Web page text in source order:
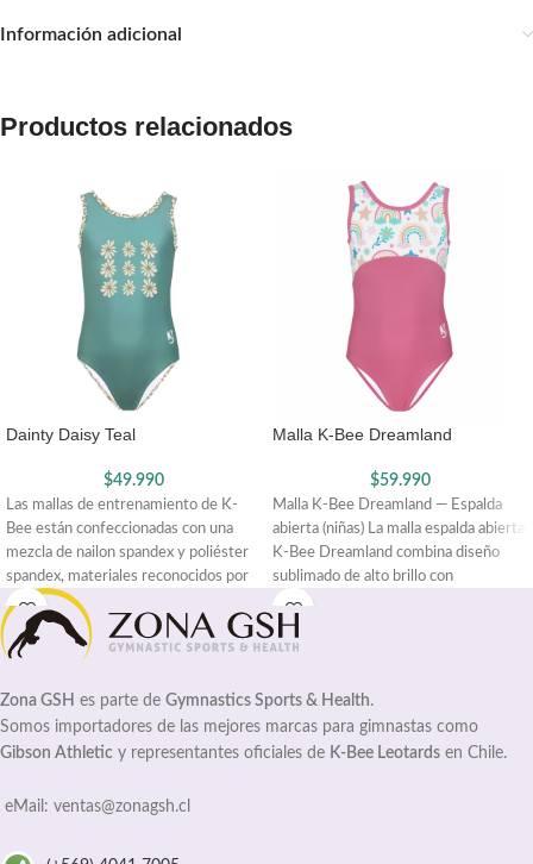
Información adicional
Productos relacionados
Dainty Daisy Teal
$49.990
Las mallas de entrenamiento de K-
Bee están confeccionadas con una
mezcla de nailon spandex y poliéster
spandex, materiales reconocidos por
Malla K-Bee Dreamland
$59.990
Malla K-Bee Dreamland — Espalda
abierta (niñas) La malla espalda abierta
K-Bee Dreamland combina diseño
sublimado de alto brillo con
Zona GSH es parte de Gymnastics Sports & Health.
Somos importadores de las mejores marcas para gimnastas como
Gibson Athletic y representantes oficiales de K-Bee Leotards en Chile.
eMail: ventas@zonagsh.cl